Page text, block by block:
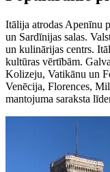
Itālija atrodas Apenīnu
un Sardīnijas salas.
un kulinārijas centrs.
kultūras vērtībām.
Kolizeju, Vatikānu un
Venēcija, Florences,
mantojuma saraksta